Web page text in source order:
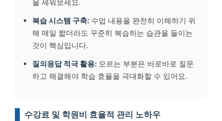
을 세워보세요.
복습 시스템 구축: 수업 내용을 완전히 이해하기 위
해 매일 짧더라도 꾸준히 복습하는 습관을 들이는
것이 핵심입니다.
질의응답 적극 활용: 모르는 부분은 바로바로 질문
하고 해결해야 학습 효율을 극대화할 수 있어요.
수강료 및 학원비 효율적 관리 노하우